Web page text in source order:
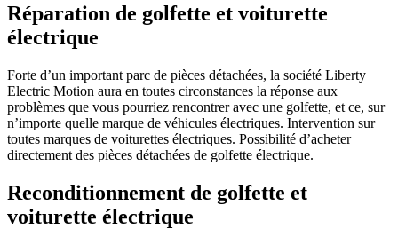
Réparation de golfette et voiturette
électrique
Forte d’un important parc de pièces détachées, la société Liberty
Electric Motion aura en toutes circonstances la réponse aux
problèmes que vous pourriez rencontrer avec une golfette, et ce, sur
n’importe quelle marque de véhicules électriques. Intervention sur
toutes marques de voiturettes électriques. Possibilité d’acheter
directement des pièces détachées de golfette électrique.
Reconditionnement de golfette et
voiturette électrique